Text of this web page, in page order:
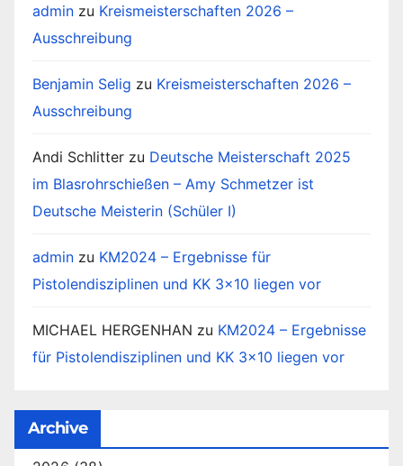
admin zu Kreismeisterschaften 2026 –
Ausschreibung
Benjamin Selig zu Kreismeisterschaften 2026 –
Ausschreibung
Andi Schlitter zu Deutsche Meisterschaft 2025
im Blasrohrschießen – Amy Schmetzer ist
Deutsche Meisterin (Schüler I)
admin zu KM2024 – Ergebnisse für
Pistolendisziplinen und KK 3×10 liegen vor
MICHAEL HERGENHAN zu KM2024 – Ergebnisse
für Pistolendisziplinen und KK 3×10 liegen vor
Archive